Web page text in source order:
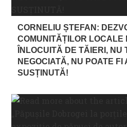
CORNELIU ȘTEFAN:
COMUNITĂȚILOR LOCALE
ÎNLOCUITĂ DE TĂIERI, NU
NEGOCIATĂ, NU POATE
SUSȚINUTĂ!